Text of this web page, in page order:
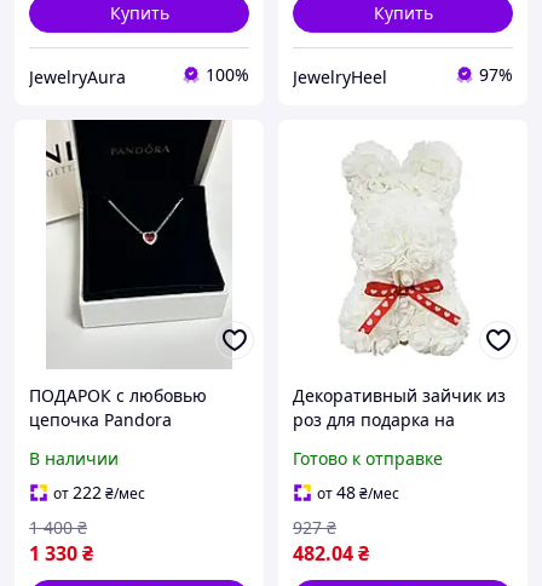
Купить
JewelryAura 100%
Купить
JewelryHeel 97%
ПОДАРОК с любовью
цепочка Pandora
серебра , символ
нежности и страсти
В наличии
от222₴/мес
1 330₴
1 400 ₴
Декоративный зайчик из
роз для подарка на
романтики без ухода 3D
фигурка в коробке
Готово к отправке
от48₴/мес
482.04₴
927 ₴